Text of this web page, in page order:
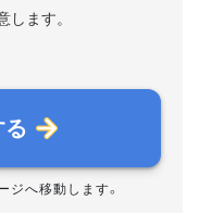
ます。
ジへ移動します。